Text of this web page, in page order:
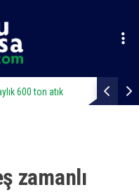
600 ton atık Kestel’de
zamanlı